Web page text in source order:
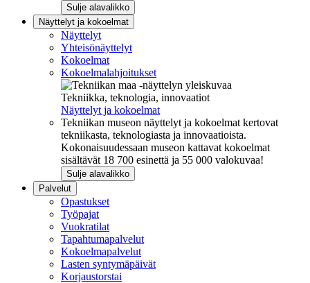
Sulje alavalikko
Näyttelyt ja kokoelmat
Näyttelyt
Yhteisönäyttelyt
Kokoelmat
Kokoelmalahjoitukset
Tekniikka, teknologia, innovaatiot
Näyttelyt ja kokoelmat
Tekniikan museon näyttelyt ja kokoelmat kertovat
tekniikasta, teknologiasta ja innovaatioista.
Kokonaisuudessaan museon kattavat kokoelmat
sisältävät 18 700 esinettä ja 55 000 valokuvaa!
Sulje alavalikko
Palvelut
Opastukset
Työpajat
Vuokratilat
Tapahtumapalvelut
Kokoelmapalvelut
Lasten syntymäpäivät
Korjaustorstai